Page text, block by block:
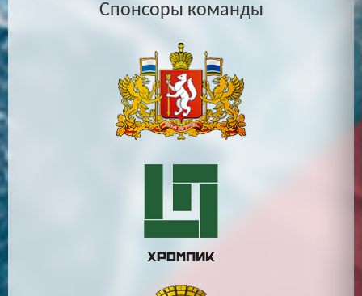
Спонсоры команды